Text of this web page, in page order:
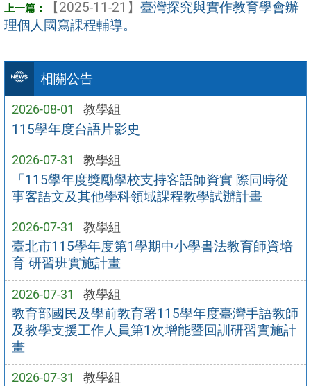
相關公告
2026-08-01 教學組
115學年度台語片影史
2026-07-31 教學組
「115學年度獎勵學校支持客語師資實 際同時從
事客語文及其他學科領域課程教學試辦計畫
2026-07-31 教學組
臺北市115學年度第1學期中小學書法教育師資培
育 研習班實施計畫
2026-07-31 教學組
教育部國民及學前教育署115學年度臺灣手語教師
及教學支援工作人員第1次增能暨回訓研習實施計
畫
2026-07-31 教學組
【2025-11-21】 臺灣探究與實作教育學會辦
理個人國寫課程輔導。